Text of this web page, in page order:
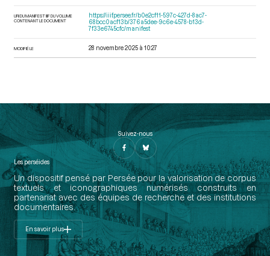
URI DU MANIFEST IIIF DU VOLUME
CONTENANT LE DOCUMENT
https://iiif.persee.fr/b0e2cf11-597c-427d-8ac7-
68bcc0acf13b/376a5dee-9c6e-4578-b13d-
7f33e6745cfc/manifest
MODIFIÉ LE 28 novembre 2025 à 10:27
Suivez-nous
Les perséides
Un dispositif pensé par Persée pour la valorisation de corpus
textuels et iconographiques numérisés construits en
partenariat avec des équipes de recherche et des institutions
documentaires.
En savoir plus